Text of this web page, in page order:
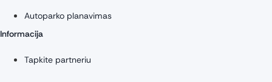
Autoparko planavimas
Informacija
Tapkite partneriu